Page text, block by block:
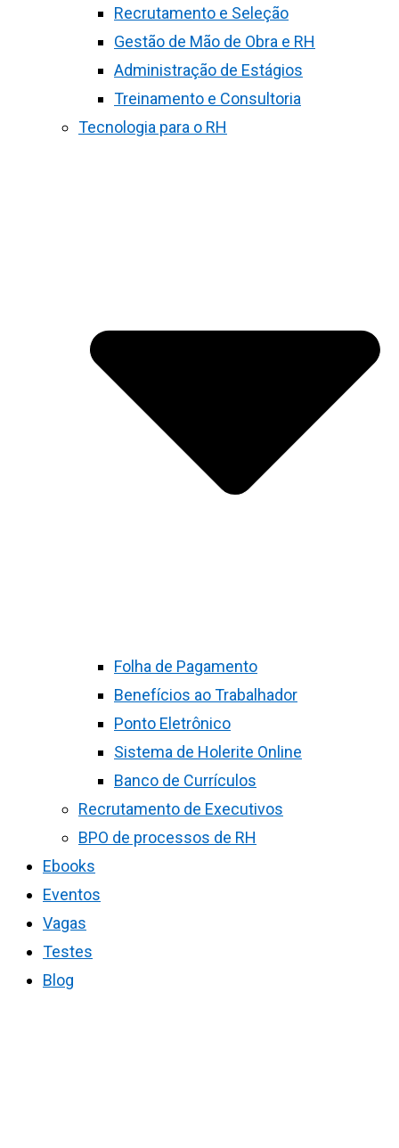
Recrutamento e Seleção
Gestão de Mão de Obra e RH
Administração de Estágios
Treinamento e Consultoria
Tecnologia para o RH
Folha de Pagamento
Benefícios ao Trabalhador
Ponto Eletrônico
Sistema de Holerite Online
Banco de Currículos
Recrutamento de Executivos
BPO de processos de RH
Ebooks
Eventos
Vagas
Testes
Blog